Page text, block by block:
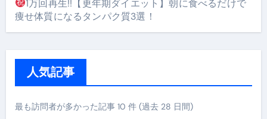
1万回再生!!【更年期ダイエット】朝に食べるだけで
痩せ体質になるタンパク質3選！
人気記事
最も訪問者が多かった記事 10 件 (過去 28 日間)